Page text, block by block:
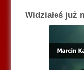
Widziałeś już